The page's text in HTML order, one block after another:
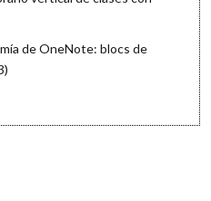
de OneNote: blocs de